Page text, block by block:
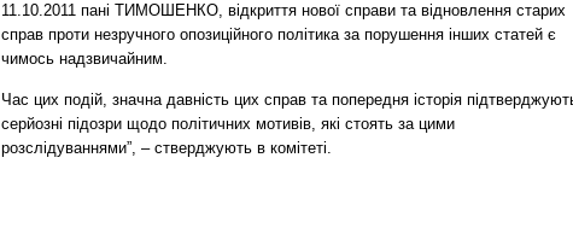
11.10.2011 пані ТИМОШЕНКО, відкриття нової справи та відновлення старих
справ проти незручного опозиційного політика за порушення інших статей є
чимось надзвичайним.
Час цих подій, значна давність цих справ та попередня історія
серйозні підозри щодо політичних мотивів, які стоять за цими
розслідуваннями”, – стверджують в комітеті.